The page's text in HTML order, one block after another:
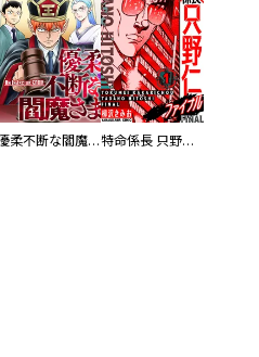
優柔不断な閻魔さま 特命係長 只野仁ファイナル 愛蔵版